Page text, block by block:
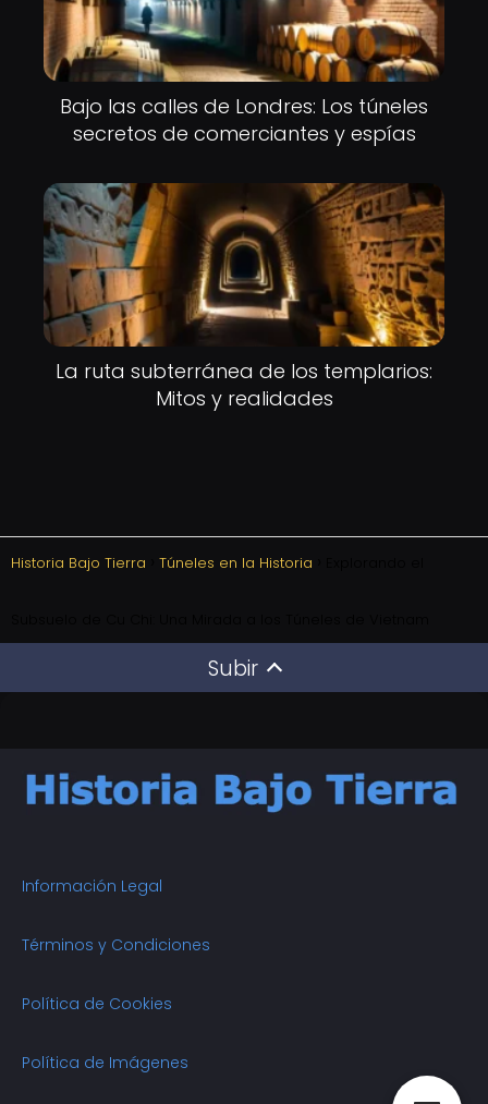
Bajo las calles de Londres: Los túneles
secretos de comerciantes y espías
La ruta subterránea de los templarios:
Mitos y realidades
Historia Bajo Tierra Túneles en la Historia
Subir
Información Legal
Términos y Condiciones
Política de Cookies
Política de Imágenes